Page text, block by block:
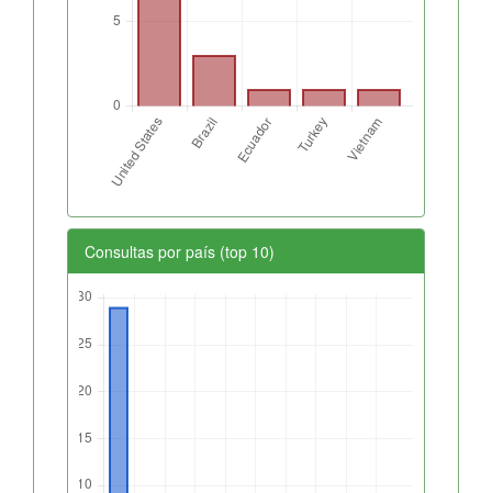
Consultas por país (top 10)